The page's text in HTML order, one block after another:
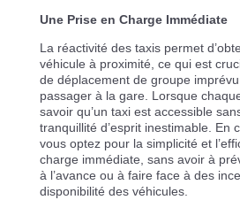
Une Prise en Charge Immédiate
La réactivité des taxis permet
véhicule à proximité, ce qui est
de déplacement de groupe
passager à la gare. Lorsque
savoir qu’un taxi est accessible
tranquillité d’esprit inestimable. En
vous optez pour la simplicité et
charge immédiate, sans avoir à
à l’avance ou à faire face à des
disponibilité des véhicules.